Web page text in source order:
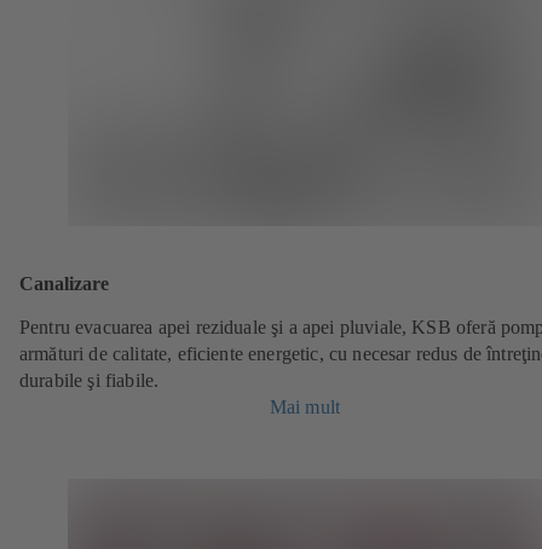
Canalizare
Pentru evacuarea apei reziduale şi a apei pluviale, KSB oferă
armături de calitate, eficiente energetic, cu necesar redus de
durabile şi fiabile.
Mai mult